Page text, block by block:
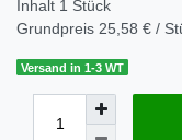
Inhalt 1 Stück
Grundpreis 25,58 € /
Versand in 1-3 WT